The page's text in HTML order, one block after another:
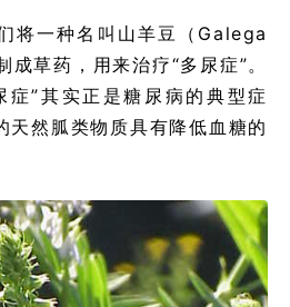
将一种名叫山羊豆（Galega
草药，用来治疗“多尿症”。
症”其实正是糖尿病的典型症
天然胍类物质具有降低血糖的